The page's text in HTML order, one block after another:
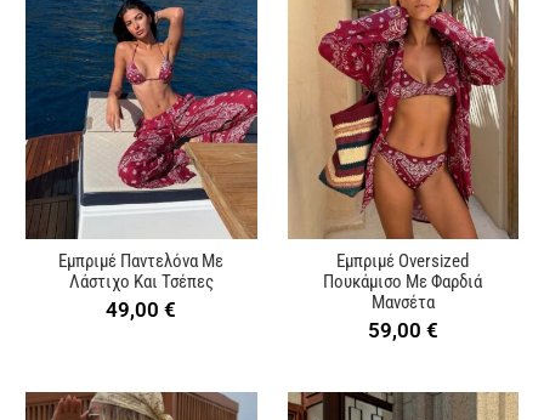
Εμπριμέ Παντελόνα Με
Λάστιχο Και Τσέπες
49,00€
Εμπριμέ Oversized
Πουκάμισο Με Φαρδιά
Μανσέτα
59,00 €